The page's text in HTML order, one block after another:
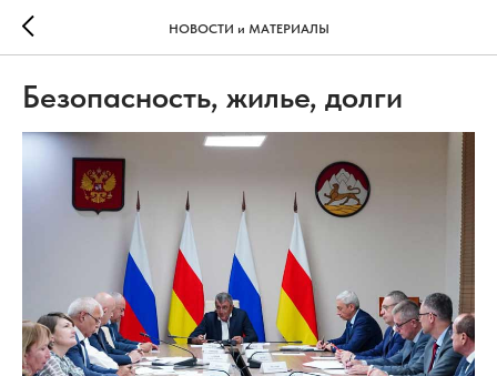
НОВОСТИ и МАТЕРИАЛЫ
Безопасность, жилье, долги